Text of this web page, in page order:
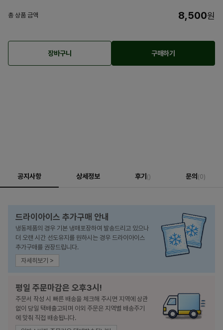
총 상품 금액 8,500원
장바구니 구매하기
공지사항 상세정보 후기 () 문의 (0)
드라이아이스 추가구매 안내
냉동제품의 경우 기본 냉매포장하여 발송드리고 있으나
더 오랜 시간 선도유지를 원하시는 경우 드라이아이스
추가구매를 권장드립니다.
자세히보기 >
평일 주문마감은 오후3시!
주문서 작성 시 빠른 배송을 체크해 주시면 지역에 상관
없이 당일 택배출고되며 이외 주문은 지역별 배송주기
에 맞춰 직접 배송됩니다.